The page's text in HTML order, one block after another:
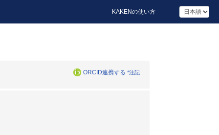
KAKENの使い方
ORCID連携する *注記